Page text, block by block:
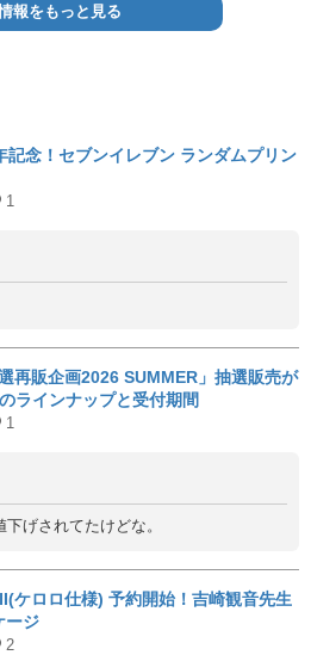
報をもっと見る
記念！セブンイレブン ランダムプリン
1
再販企画2026 SUMMER」抽選販売が
ラインナップと受付期間
1
げされてたけどな。
ケロロ仕様) 予約開始！吉崎観音先生
ージ
2